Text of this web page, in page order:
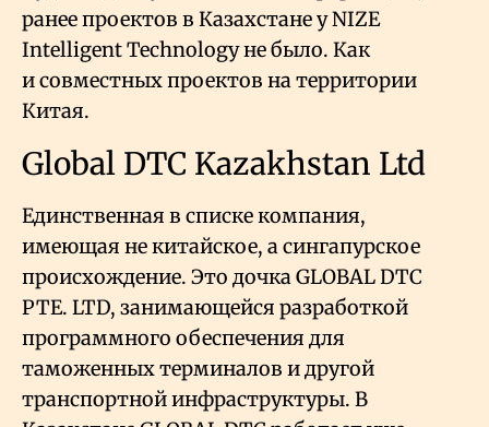
ранее проектов в Казахстане у NIZE
Intelligent Technology не было. Как
и совместных проектов на территории
Китая.
Global DTC Kazakhstan Ltd
Единственная в списке компания,
имеющая не китайское, а сингапурское
происхождение. Это дочка GLOBAL DTC
PTE. LTD, занимающейся разработкой
программного обеспечения для
таможенных терминалов и другой
транспортной инфраструктуры. В